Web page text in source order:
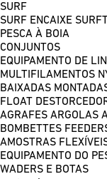
SURF
SURF ENCAIXE
PESCA À BOIA
CONJUNTOS
EQUIPAMENTO DE
MULTIFILAMENTOS
BAIXADAS
FLOAT
AGRAFES ARGOLAS
BOMBETTES
AMOSTRAS
EQUIPAMENTO DO
WADERS E BOTAS